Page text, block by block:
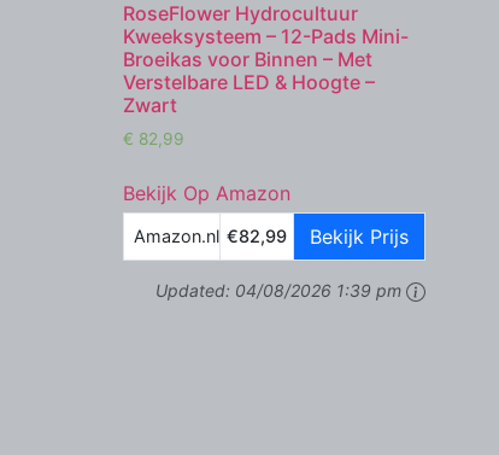
RoseFlower Hydrocultuur
Kweeksysteem – 12-Pads Mini-
Broeikas voor Binnen – Met
Verstelbare LED & Hoogte –
Zwart
€ 82,99
Bekijk Op Amazon
Amazon.nl €82,99 Bekijk Prijs
Updated: 04/08/2026 1:39 pm